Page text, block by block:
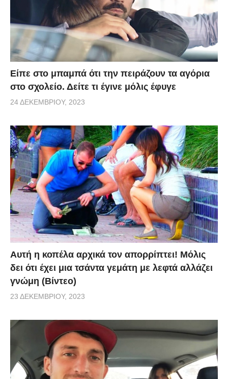
Είπε στο μπαμπά ότι την πειράζουν τα αγόρια
στο σχολείο. Δείτε τι έγινε μόλις έφυγε
24 ΔΕΚΕΜΒΡΊΟΥ, 2023
Αυτή η κοπέλα αρχικά τον απορρίπτει! Μόλις
δει ότι έχει μια τσάντα γεμάτη με λεφτά αλλάζει
γνώμη (Βίντεο)
23 ΔΕΚΕΜΒΡΊΟΥ, 2023